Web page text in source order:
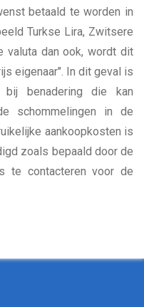
betaald te worden in
Turkse Lira, Zwitsere
valuta dan ook, wordt dit
eigenaar". In dit geval is
benadering die kan
schommelingen in de
aankoopkosten is
zoals bepaald door de
te contacteren voor de